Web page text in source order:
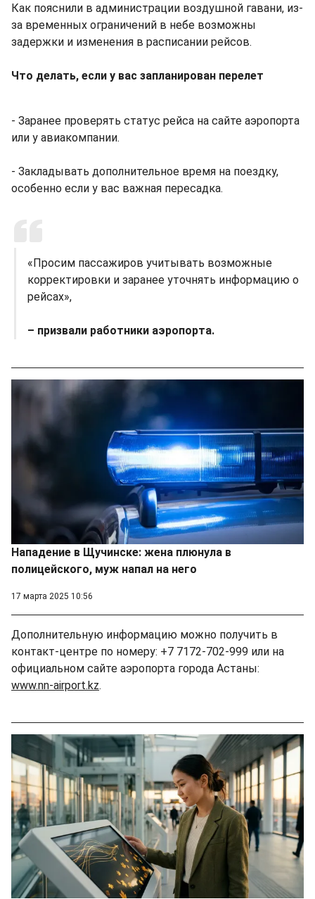
Как пояснили в администрации воздушной гавани, из-
за временных ограничений в небе возможны
задержки и изменения в расписании рейсов.
Что делать, если у вас запланирован перелет
- Заранее проверять статус рейса на сайте аэропорта
или у авиакомпании.
- Закладывать дополнительное время на поездку,
особенно если у вас важная пересадка.
«Просим пассажиров учитывать возможные
корректировки и заранее уточнять информацию о
рейсах»,
– призвали работники аэропорта.
Нападение в Щучинске: жена плюнула в
полицейского, муж напал на него
17 марта 2025 10:56
Дополнительную информацию можно получить в
контакт-центре по номеру: +7 7172-702-999 или на
официальном сайте аэропорта города Астаны:
www.nn-airport.kz.